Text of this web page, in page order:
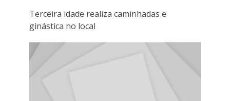
Terceira idade realiza caminhadas e
ginástica no local